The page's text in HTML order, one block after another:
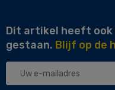
Dit artikel heeft ook
gestaan. Blijf op de
Uw